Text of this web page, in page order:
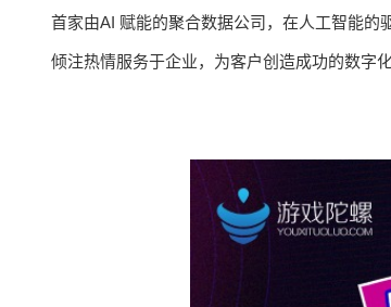
首家由AI 赋能的聚合数据公司，在人工智能
倾注热情服务于企业，为客户创造成功的数字化